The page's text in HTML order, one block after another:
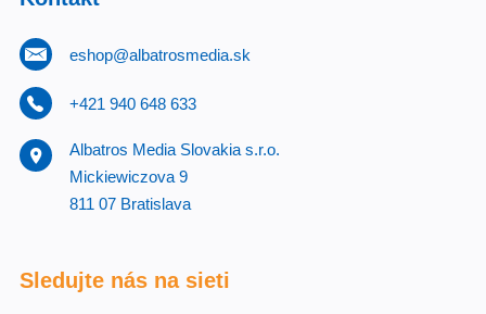
eshop@albatrosmedia.sk
+421 940 648 633
Albatros Media Slovakia s.r.o.
Mickiewiczova 9
811 07 Bratislava
Sledujte nás na sieti